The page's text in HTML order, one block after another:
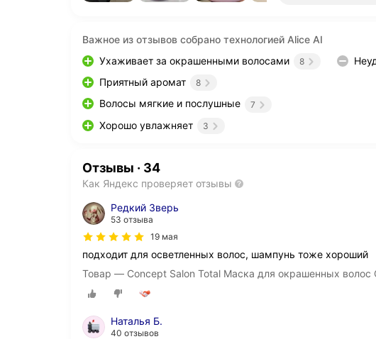
Важное из отзывов собрано технологией Alice AI
Ухаживает за окрашенными волосами
8
Приятный аромат 8
Волосы мягкие и послушные 7
Хорошо увлажняет 3
Отзывы · 34
Как Яндекс проверяет отзывы
Редкий Зверь
53 отзыва
19 мая
подходит для осветленных волос, шампунь тоже хороший
Товар — Concept Salon Total Маска для окрашенных волос
Наталья Б.
40 отзывов